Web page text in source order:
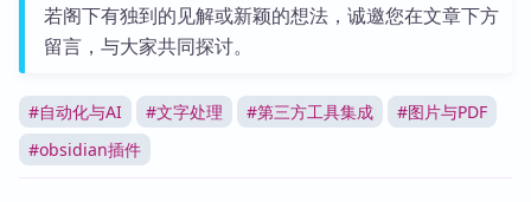
若阁下有独到的见解或新颖的想法，诚邀您在文章下方
留言，与大家共同探讨。
#自动化与AI #文字处理 #第三方工具集成 #图片与PDF
#obsidian插件